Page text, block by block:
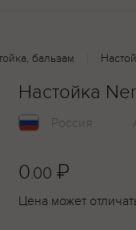
бальзам
Настойка
Россия
0.00 ₽
Цена может